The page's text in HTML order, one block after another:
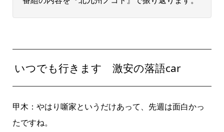
いつでも行きます 激安の落語car
甲木：やはり噺家というだけあって、先週は面白かっ
たですね。